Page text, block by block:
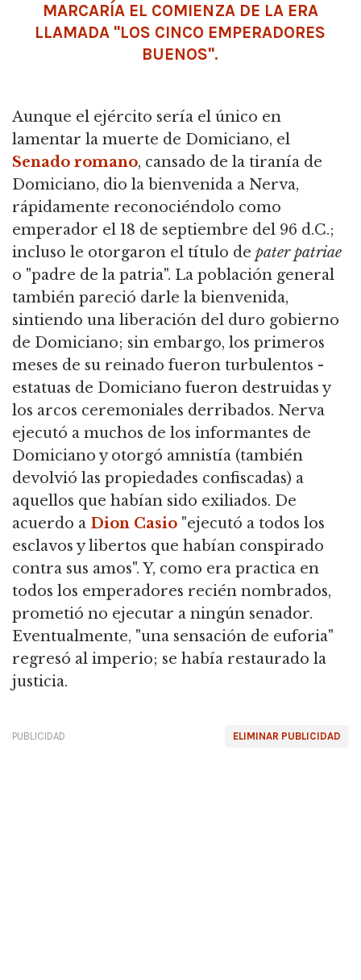
MARCARÍA EL COMIENZA DE LA ERA
LLAMADA "LOS CINCO EMPERADORES
BUENOS".
Aunque el ejército sería el único en
lamentar la muerte de Domiciano, el
Senado romano, cansado de la tiranía de
Domiciano, dio la bienvenida a Nerva,
rápidamente reconociéndolo como
emperador el 18 de septiembre del 96 d.C.;
incluso le otorgaron el título de pater patriae
o "padre de la patria". La población general
también pareció darle la bienvenida,
sintiendo una liberación del duro gobierno
de Domiciano; sin embargo, los primeros
meses de su reinado fueron turbulentos -
estatuas de Domiciano fueron destruidas y
los arcos ceremoniales derribados. Nerva
ejecutó a muchos de los informantes de
Domiciano y otorgó amnistía (también
devolvió las propiedades confiscadas) a
aquellos que habían sido exiliados. De
acuerdo a Dion Casio "ejecutó a todos los
esclavos y libertos que habían conspirado
contra sus amos". Y, como era practica en
todos los emperadores recién nombrados,
prometió no ejecutar a ningún senador.
Eventualmente, "una sensación de euforia"
regresó al imperio; se había restaurado la
justicia.
ELIMINAR PUBLICIDAD
PUBLICIDAD